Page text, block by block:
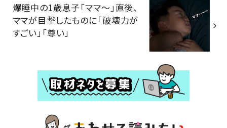
爆睡中の1歳息子「ママ～」直後、
ママが目撃したものに「破壊力が
すごい」「尊い」